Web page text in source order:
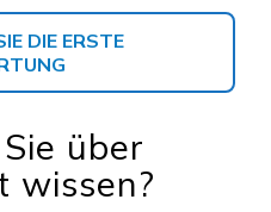
DIE ERSTE
über
wissen?